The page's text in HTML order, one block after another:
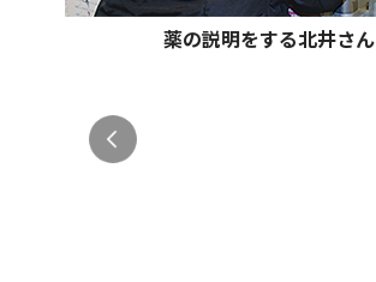
薬の説明をする北井さん